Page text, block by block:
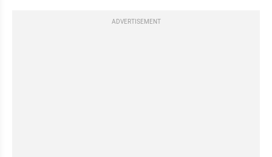
ADVERTISEMENT